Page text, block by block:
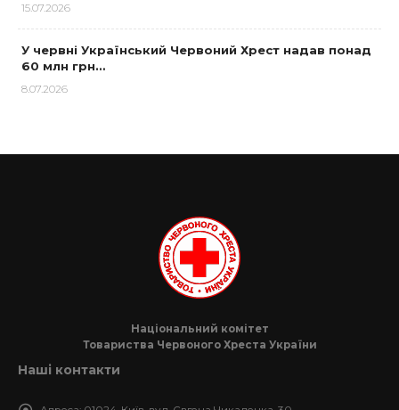
15.07.2026
У червні Український Червоний Хрест надав понад
60 млн грн…
8.07.2026
Національний комітет
Товариства Червоного Хреста України
Наші контакти